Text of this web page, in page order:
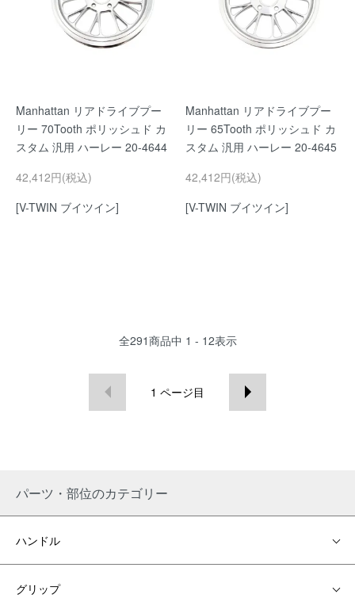
Manhattan リアドライブプー
リー 70Tooth ポリッシュド カ
スタム 汎用 ハーレー 20-4644
42,412円(税込)
[V-TWIN ブイツイン]
Manhattan リアドライブプー
リー 65Tooth ポリッシュド カ
スタム 汎用 ハーレー 20-4645
42,412円(税込)
[V-TWIN ブイツイン]
全291商品中 1 - 12表示
1 ページ目
パーツ・部位のカテゴリー
ハンドル
グリップ